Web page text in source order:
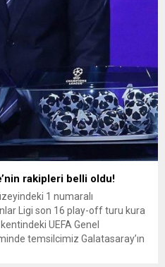
rakipleri belli oldu!
1 numaralı
Ligi son 16 play-off turu kura
UEFA Genel
temsilcimiz Galatasaray’ın